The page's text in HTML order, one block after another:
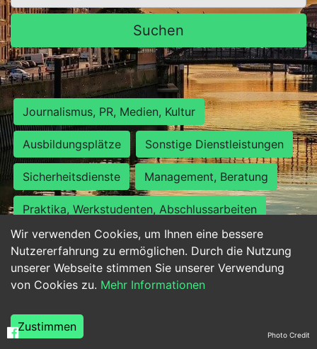
Wir verwenden Cookies, um Ihnen eine bessere
Nutzererfahrung zu ermöglichen. Durch die Nutzung
unserer Webseite stimmen Sie unserer Verwendung
von Cookies zu. Mehr Informationen
Zustimmen
Suchen
Journalismus, PR, Medien, Kultur
Ausbildungsplätze Sonstige Dienstleistungen
Sicherheitsdienste Management, Beratung
Praktika, Werkstudenten, Abschlussarbeiten
Personalwesen Assistenz, Sekretariat
Hilfskräfte, Aushilfs- und Nebenjobs
Weiterbildung, Studium, duale Ausbildung Photo Credit